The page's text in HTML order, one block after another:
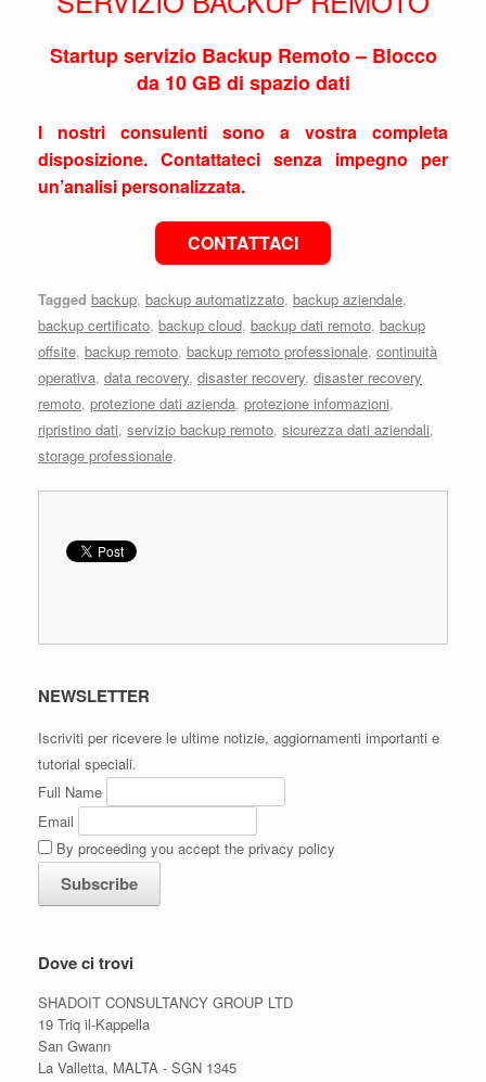
Startup servizio Backup Remoto – Blocco
da 10 GB di spazio dati
I nostri consulenti sono a vostra completa
disposizione. Contattateci senza impegno per
un’analisi personalizzata.
CONTATTACI
Tagged backup, backup automatizzato, backup aziendale,
backup certificato, backup cloud, backup dati remoto, backup
offsite, backup remoto, backup remoto professionale, continuità
operativa, data recovery, disaster recovery, disaster recovery
remoto, protezione dati azienda, protezione informazioni,
ripristino dati, servizio backup remoto, sicurezza dati aziendali,
storage professionale.
NEWSLETTER
Iscriviti per ricevere le ultime notizie, aggiornamenti importanti e
tutorial speciali.
Full Name
Email
By proceeding you accept the privacy policy
Dove ci trovi
SHADOIT CONSULTANCY GROUP LTD
19 Triq il-Kappella
San Gwann
La Valletta, MALTA - SGN 1345